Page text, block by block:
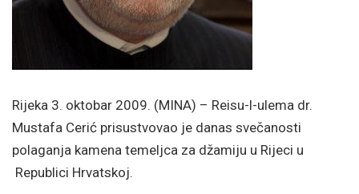
Rijeka 3. oktobar 2009. (MINA) – Reisu-l-ulema dr.
Mustafa Cerić prisustvovao je danas svečanosti
polaganja kamena temeljca za džamiju u Rijeci u
Republici Hrvatskoj.